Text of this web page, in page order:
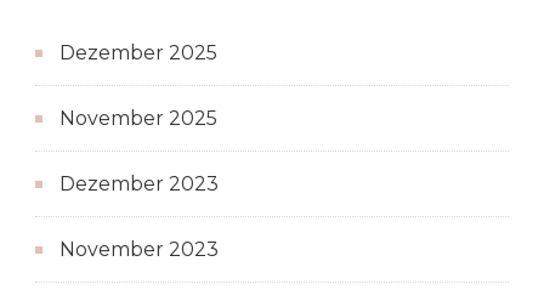
Dezember 2025
November 2025
Dezember 2023
November 2023